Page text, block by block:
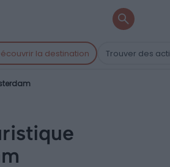
la destination Trouver des